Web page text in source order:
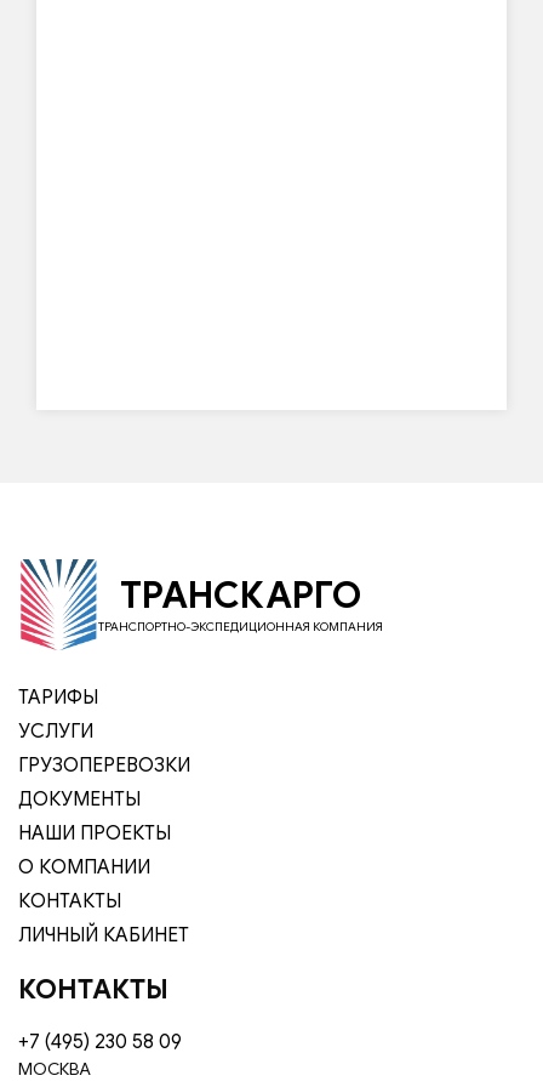
ТРАНСКАРГО
ТРАНСПОРТНО-ЭКСПЕДИЦИОННАЯ КОМПАНИЯ
ТАРИФЫ
УСЛУГИ
ГРУЗОПЕРЕВОЗКИ
ДОКУМЕНТЫ
НАШИ ПРОЕКТЫ
О КОМПАНИИ
КОНТАКТЫ
ЛИЧНЫЙ КАБИНЕТ
КОНТАКТЫ
+7 (495) 230 58 09
МОСКВА